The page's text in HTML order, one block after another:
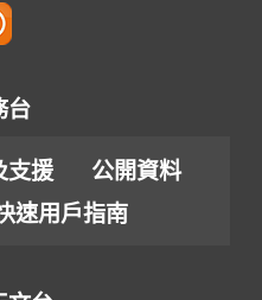
台
支援
公開資料
速用戶指南